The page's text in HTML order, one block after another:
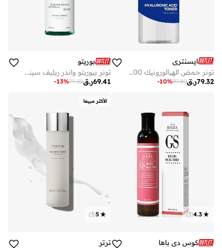
ايسنتري
تونر حمض الهيالورونيك 400 مل
ر.ق79.32
87.80
-10%
بوريتو
تونر بيوريتو واندر ريليف سينتيلا
ر.ق69.41
79.32
-13%
4.3
(
3
)
كوس دي باها
الأكثر مبيعا
5
(
3
)
ترتر